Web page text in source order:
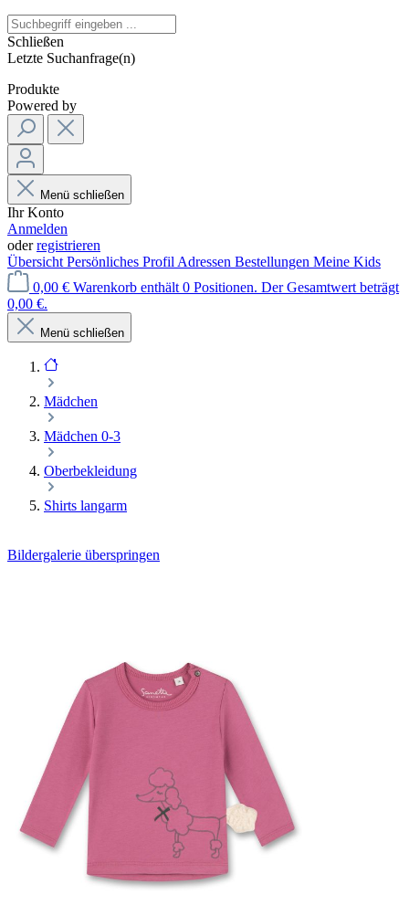
Schließen
Letzte Suchanfrage(n)
Produkte
Powered by
Menü schließen
Ihr Konto
Anmelden
oderregistrieren
Übersicht Persönliches Profil Adressen Bestellungen Meine Kids
0,00 € Warenkorb enthält 0 Positionen. Der Gesamtwert beträgt
0,00 €.
Menü schließen
Mädchen
Mädchen 0-3
Oberbekleidung
Shirts langarm
Bildergalerie überspringen